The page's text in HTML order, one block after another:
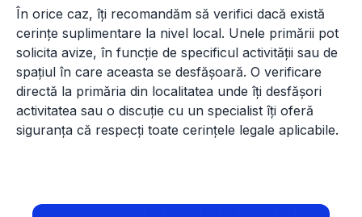
În orice caz, îți recomandăm să verifici dacă există
cerințe suplimentare la nivel local. Unele primării pot
solicita avize, în funcție de specificul activității sau de
spațiul în care aceasta se desfășoară. O verificare
directă la primăria din localitatea unde îți desfășori
activitatea sau o discuție cu un specialist îți oferă
siguranța că respecți toate cerințele legale aplicabile.